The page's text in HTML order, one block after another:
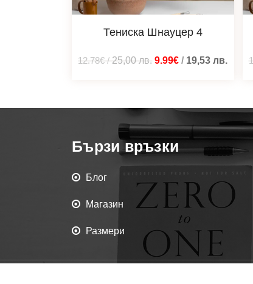
Тениска Шнауцер 4
12.78€/25,00лв. 9.99€ / 19,53лв.
Бързи връзки
Блог
Магазин
Размери